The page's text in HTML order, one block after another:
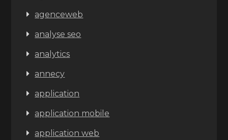
agenceweb
analyse seo
analytics
annecy
application
application mobile
application web